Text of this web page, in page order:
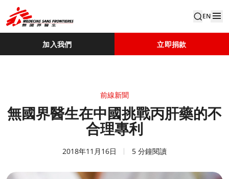
EN
加入我們 立即捐款
前線新聞
無國界醫生在中國挑戰丙肝藥的不
合理專利
2018年11月16日 5 分鐘閱讀